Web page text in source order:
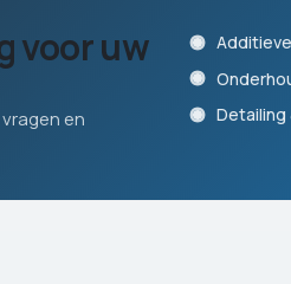
voor uw
en
Detailing